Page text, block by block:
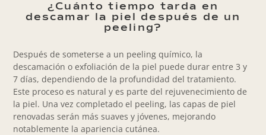
¿Cuánto tiempo tarda en
descamar la piel después de un
peeling?
Después de someterse a un peeling químico, la
descamación o exfoliación de la piel puede durar entre 3 y
7 días, dependiendo de la profundidad del tratamiento.
Este proceso es natural y es parte del rejuvenecimiento de
la piel. Una vez completado el peeling, las capas de piel
renovadas serán más suaves y jóvenes, mejorando
notablemente la apariencia cutánea.